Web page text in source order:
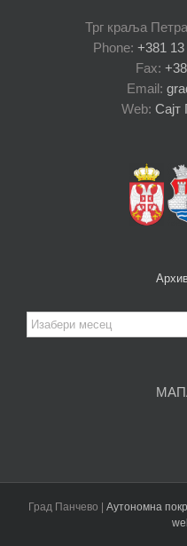
Трг краља
Phone: +381
Fax:
Email:
Web: Сајт
Архива
чланака
Град Панчево | Аутономна